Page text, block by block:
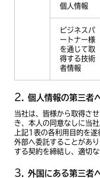
個人情報
ビジネスパ
ートナー様
を通じて取
得する技術
者情報
個人情報の第三者
当社は、皆様から取得さ
き、本人の同意なしに当
上記1表の各利用目的を
外部へ委託することがあ
する契約を締結し、適切
外国にある第三者